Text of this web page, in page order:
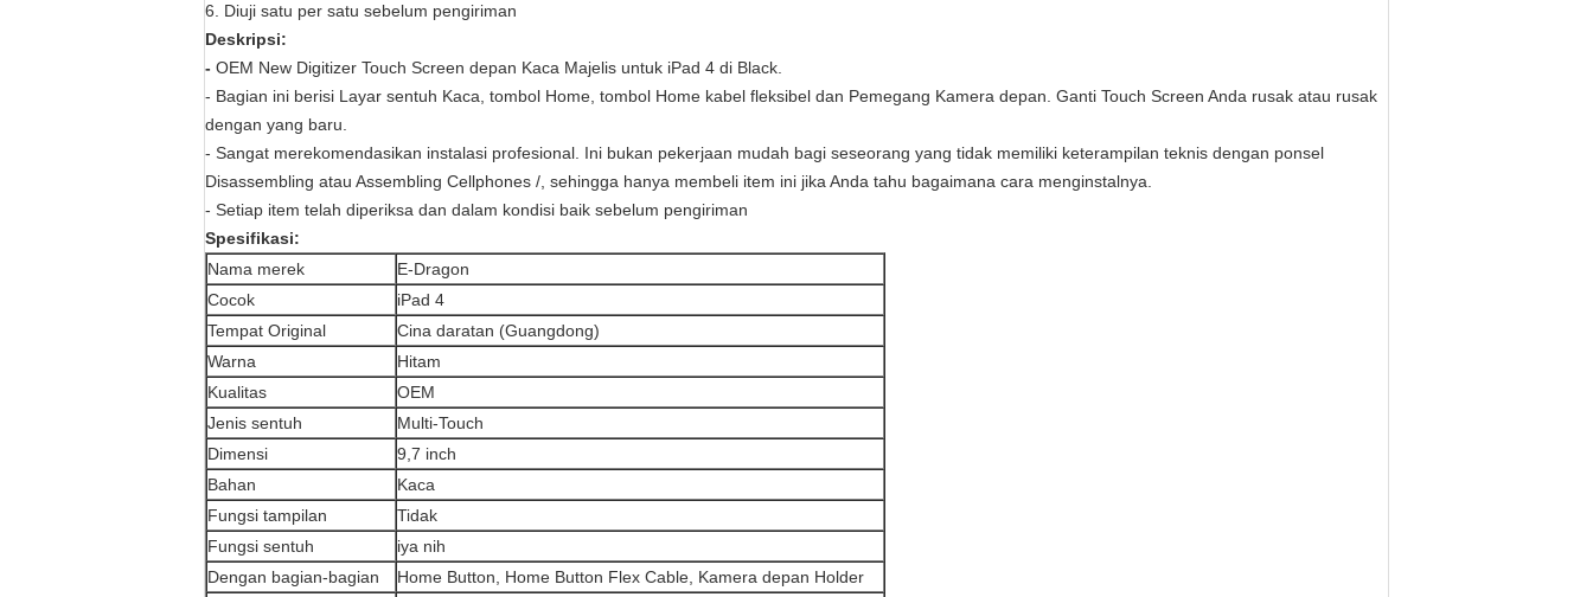
6. Diuji satu per satu sebelum pengiriman
Deskripsi:
- OEM New Digitizer Touch Screen depan Kaca Majelis untuk iPad 4 di Black.
- Bagian ini berisi Layar sentuh Kaca, tombol Home, tombol Home kabel fleksibel dan Pemegang Kamera depan. Ganti Touch Screen Anda rusak atau rusak
dengan yang baru.
- Sangat merekomendasikan instalasi profesional. Ini bukan pekerjaan mudah bagi seseorang yang tidak memiliki keterampilan teknis dengan ponsel
Disassembling atau Assembling Cellphones /, sehingga hanya membeli item ini jika Anda tahu bagaimana cara menginstalnya.
- Setiap item telah diperiksa dan dalam kondisi baik sebelum pengiriman
Spesifikasi:
Nama merek
E-Dragon
Cocok
iPad 4
Tempat Original
Cina daratan (Guangdong)
Warna
Hitam
Kualitas
OEM
Jenis sentuh
Multi-Touch
Dimensi
9,7 inch
Bahan
Kaca
Fungsi tampilan
Tidak
Fungsi sentuh
iya nih
Dengan bagian-bagian
Home Button, Home Button Flex Cable, Kamera depan Holder